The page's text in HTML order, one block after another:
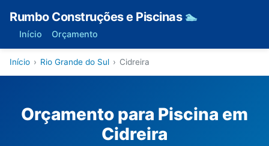
Rumbo Construções e Piscinas 🏊
Início Orçamento
Início › Rio Grande do Sul › Cidreira
Orçamento para Piscina em
Cidreira